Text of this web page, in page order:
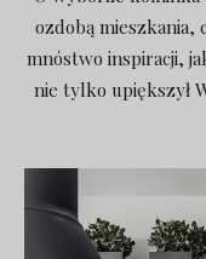
ozdobą mieszkania,
mnóstwo inspiracji,
nie tylko upiększył